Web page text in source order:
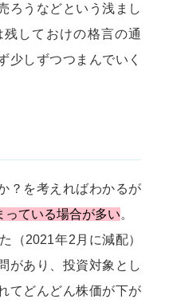
ろうなどという浅まし
しておけの格言の通
少しずつつまんでいく
？を考えればわかるが
っている場合が多い。
（2021年2月に減配）
があり、投資対象とし
てどんどん株価が下が